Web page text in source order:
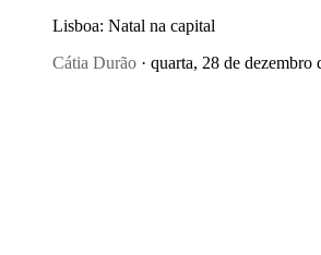
Lisboa: Natal na capital
Cátia Durão · quarta, 28 de dezembro